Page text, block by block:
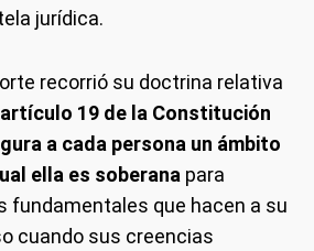
jurídica.
recorrió su doctrina relativa
artículo 19 de la Constitución
a cada persona un ámbito
ella es soberana para
fundamentales que hacen a su
cuando sus creencias